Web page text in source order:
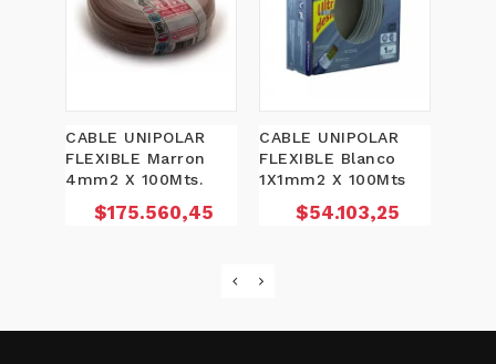
CABLE UNIPOLAR
FLEXIBLE Marron
4mm2 X 100Mts.
Precio
$175.560,45
CABLE UNIPOLAR
FLEXIBLE Blanco
1X1mm2 X 100Mts
Precio
$54.103,25